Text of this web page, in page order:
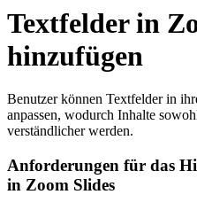
Textfelder in
hinzufügen
Benutzer können Textfelder in
anpassen, wodurch Inhalte
verständlicher werden.
Anforderungen für das
in Zoom Slides